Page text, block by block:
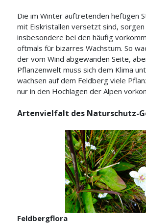
Die im Winter auftretenden heftigen
mit Eiskristallen versetzt sind, sorgen
insbesondere bei den häufig
oftmals für bizarres Wachstum. So
der vom Wind abgewanden Seite,
Pflanzenwelt muss sich dem Klima
wachsen auf dem Feldberg viele
nur in den Hochlagen der Alpen
Artenvielfalt des Naturschutz-
Feldbergflora